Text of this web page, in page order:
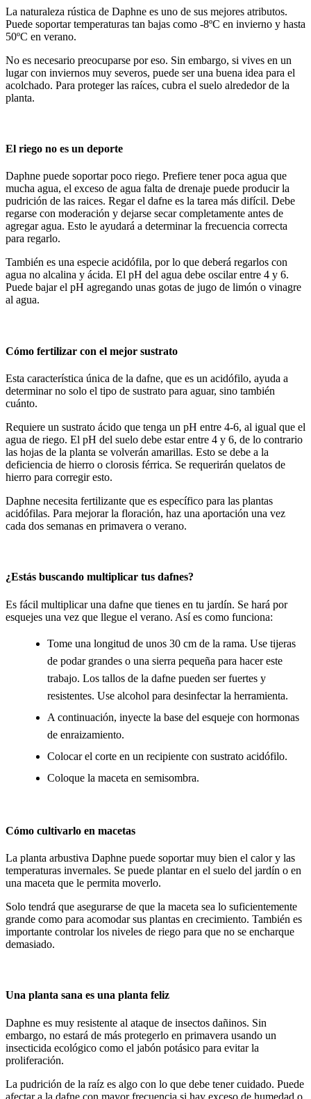
La naturaleza rústica de Daphne es uno de sus mejores atributos.
Puede soportar temperaturas tan bajas como -8ºC en invierno y hasta
50ºC en verano.
No es necesario preocuparse por eso. Sin embargo, si vives en un
lugar con inviernos muy severos, puede ser una buena idea para el
acolchado. Para proteger las raíces, cubra el suelo alrededor de la
planta.
El riego no es un deporte
Daphne puede soportar poco riego. Prefiere tener poca agua que
mucha agua, el exceso de agua falta de drenaje puede producir la
pudrición de las raices. Regar el dafne es la tarea más difícil. Debe
regarse con moderación y dejarse secar completamente antes de
agregar agua. Esto le ayudará a determinar la frecuencia correcta
para regarlo.
También es una especie acidófila, por lo que deberá regarlos con
agua no alcalina y ácida. El pH del agua debe oscilar entre 4 y 6.
Puede bajar el pH agregando unas gotas de jugo de limón o vinagre
al agua.
Cómo fertilizar con el mejor sustrato
Esta característica única de la dafne, que es un acidófilo, ayuda a
determinar no solo el tipo de sustrato para aguar, sino también
cuánto.
Requiere un sustrato ácido que tenga un pH entre 4-6, al igual que el
agua de riego. El pH del suelo debe estar entre 4 y 6, de lo contrario
las hojas de la planta se volverán amarillas. Esto se debe a la
deficiencia de hierro o clorosis férrica. Se requerirán quelatos de
hierro para corregir esto.
Daphne necesita fertilizante que es específico para las plantas
acidófilas. Para mejorar la floración, haz una aportación una vez
cada dos semanas en primavera o verano.
¿Estás buscando multiplicar tus dafnes?
Es fácil multiplicar una dafne que tienes en tu jardín. Se hará por
esquejes una vez que llegue el verano. Así es como funciona:
Tome una longitud de unos 30 cm de la rama. Use tijeras
de podar grandes o una sierra pequeña para hacer este
trabajo. Los tallos de la dafne pueden ser fuertes y
resistentes. Use alcohol para desinfectar la herramienta.
A continuación, inyecte la base del esqueje con hormonas
de enraizamiento.
Colocar el corte en un recipiente con sustrato acidófilo.
Coloque la maceta en semisombra.
Cómo cultivarlo en macetas
La planta arbustiva Daphne puede soportar muy bien el calor y las
temperaturas invernales. Se puede plantar en el suelo del jardín o en
una maceta que le permita moverlo.
Solo tendrá que asegurarse de que la maceta sea lo suficientemente
grande como para acomodar sus plantas en crecimiento. También es
importante controlar los niveles de riego para que no se encharque
demasiado.
Una planta sana es una planta feliz
Daphne es muy resistente al ataque de insectos dañinos. Sin
embargo, no estará de más protegerlo en primavera usando un
insecticida ecológico como el jabón potásico para evitar la
proliferación.
La pudrición de la raíz es algo con lo que debe tener cuidado. Puede
afectar a la dafne con mayor frecuencia si hay exceso de humedad o